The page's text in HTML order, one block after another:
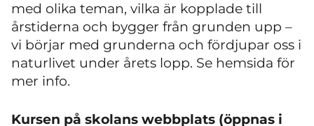
med olika teman, vilka är kopplade till
årstiderna och bygger från grunden upp –
vi börjar med grunderna och fördjupar oss i
naturlivet under årets lopp. Se hemsida för
mer info.
Kursen på skolans webbplats (öppnas i